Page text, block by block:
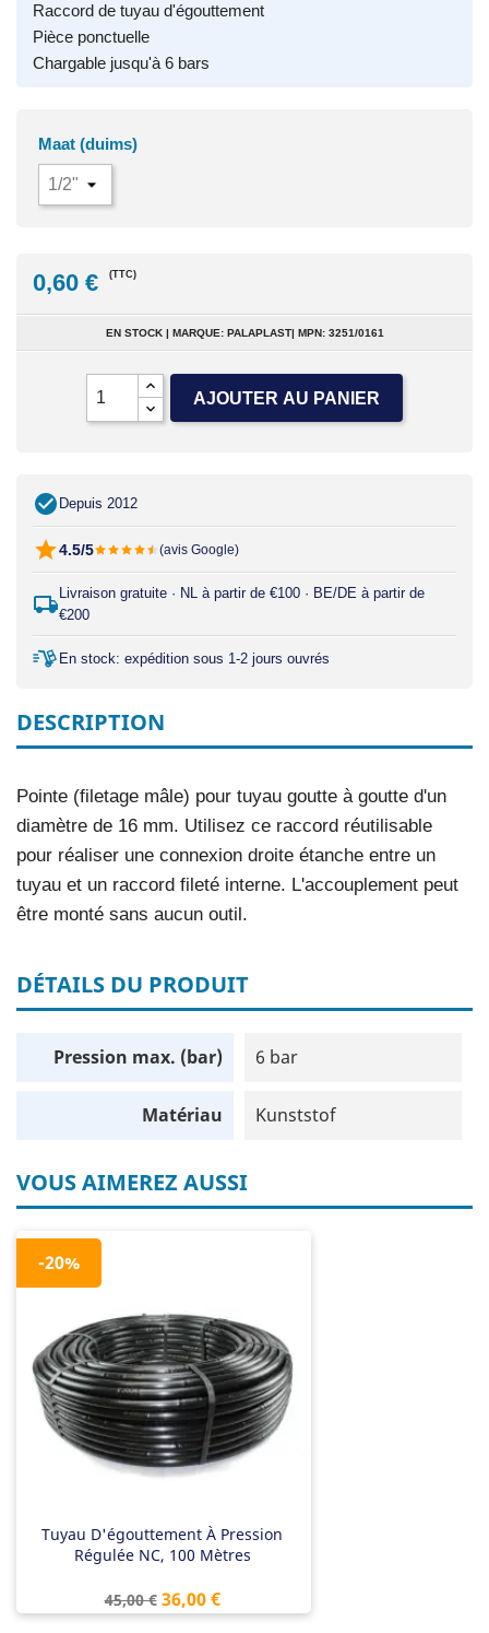
Raccord de tuyau d'égouttement
Pièce ponctuelle
Chargable jusqu'à 6 bars
Maat (duims)
0,60 € (TTC)
EN STOCK | MARQUE: PALAPLAST| MPN: 3251/0161
AJOUTER AU PANIER
Depuis 2012
4.5/5 (avis Google)
Livraison gratuite · NL à partir de €100 · BE/DE à partir de
€200
En stock: expédition sous 1-2 jours ouvrés
DESCRIPTION
Pointe (filetage mâle) pour tuyau goutte à goutte d'un
diamètre de 16 mm. Utilisez ce raccord réutilisable
pour réaliser une connexion droite étanche entre un
tuyau et un raccord fileté interne. L'accouplement peut
être monté sans aucun outil.
DÉTAILS DU PRODUIT
Pression max. (bar) 6 bar
Matériau Kunststof
VOUS AIMEREZ AUSSI
Tuyau D'égouttement À Pression
Régulée NC, 100 Mètres
Prix
45,00 €
-20%
Prix
36,00 €